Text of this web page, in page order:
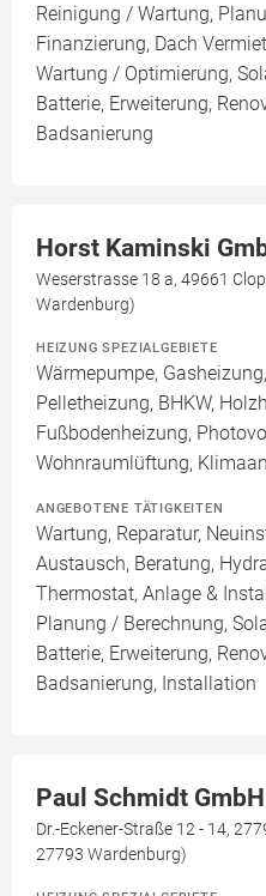
Reinigung / Wartung,
Finanzierung, Dach
Wartung / Optimierung,
Batterie, Erweiterung,
Badsanierung
Horst Kaminski
Weserstrasse 18 a, 49661
Wardenburg)
HEIZUNG SPEZIALGEBIETE
Wärmepumpe,
Pelletheizung, BHKW,
Fußbodenheizung,
Wohnraumlüftung,
ANGEBOTENE TÄTIGKEITEN
Wartung, Reparatur,
Austausch, Beratung,
Thermostat, Anlage &
Planung / Berechnung,
Batterie, Erweiterung,
Badsanierung, Installation
Paul Schmidt GmbH
Dr.-Eckener-Straße 12 - 14,
27793 Wardenburg)